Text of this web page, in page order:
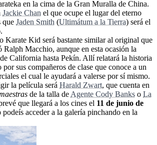
en la cima de la Gran Muralla de China.
Jackie Chan el que ocupe el lugar del eterno
que Jaden Smith (Ultimátum a la Tierra) será el
Karate Kid será bastante similar al original que
Ralph Macchio, aunque en esta ocasión la
California hasta Pekín. Allí relatará la historia
sus compañeros de clase que conoce a un
el cual le ayudará a valerse por sí mismo.
la película será Harald Zwart, que cuenta en
de la talla de Agente Cody Banks o La
que llegará a los cines el 11 de junio de
podeís acceder a la galería pinchando en la